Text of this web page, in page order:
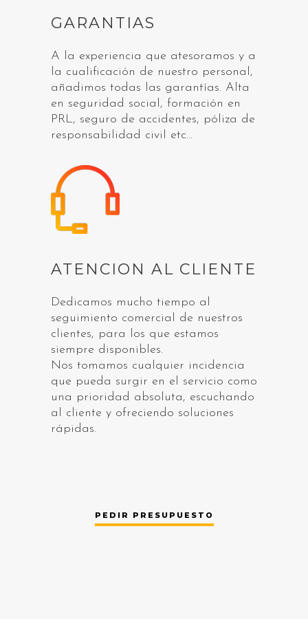
GARANTIAS
A la experiencia que atesoramos y a
la cualificación de nuestro personal,
añadimos todas las garantías. Alta
en seguridad social, formación en
PRL, seguro de accidentes, póliza de
responsabilidad civil etc…
ATENCION AL CLIENTE
Dedicamos mucho tiempo al
seguimiento comercial de nuestros
clientes, para los que estamos
siempre disponibles.
Nos tomamos cualquier incidencia
que pueda surgir en el servicio como
una prioridad absoluta, escuchando
al cliente y ofreciendo soluciones
rápidas.
PEDIR PRESUPUESTO